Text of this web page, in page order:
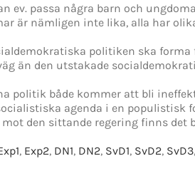
ev. passa några barn och
är nämligen inte lika, alla har
politiken ska
än den utstakade
politik både kommer att bli
agenda i en populistisk
mot den sittande regering finns
, Exp2, DN1, DN2, SvD1, SvD2, SvD3,